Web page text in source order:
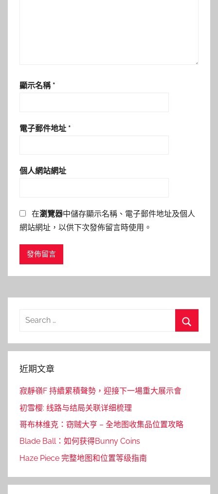
顯示名稱 *
電子郵件地址 *
個人網站網址
在瀏覽器中儲存顯示名稱、電子郵件地址及個人
網站網址，以供下次發佈留言時使用。
Search
近期文章
寂靜嶺F 持續累積聲勢，迎接下一場重大展示會
初雪樱: 线路与结局关联详细梳理
哥布林维克：窃贼大亨 – 全地图收集品位置攻略
Blade Ball：如何获得Bunny Coins
Haze Piece 完整地图和位置等级指南